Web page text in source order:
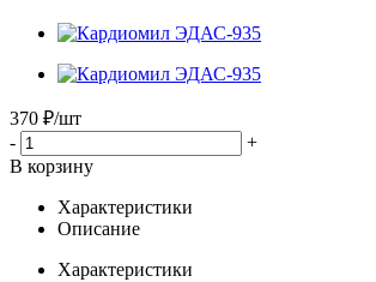
370 ₽/шт
-
+
В корзину
Характеристики
Описание
Характеристики